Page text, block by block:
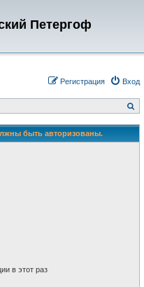
Петергоф
Вход
Регистрация
о
с
быть авторизованы.
в этот раз